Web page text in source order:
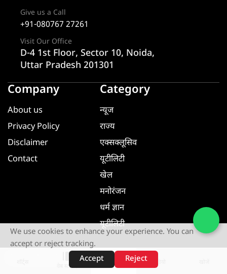
वेब स्टोरीज़
Give us a Call
+91-080767 27261
Visit Our Office
D-4 1st Floor, Sector 10, Noida,
Uttar Pradesh 201301
Company
About us
Privacy Policy
Disclaimer
Contact
Category
न्यूज
राज्य
एक्सक्लूसिव
यूटीलिटी
खेल
मनोरंजन
धर्म ज्ञान
यूटीलिटी
Download App
We use cookies to enhance your experience. You can
accept or reject tracking.
Accept
Reject